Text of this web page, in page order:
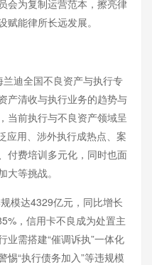
会为复制运营范本，擦亮律
能律所长远发展。
迪全国不良资产与执行专
产清收与执行业务的趋势与
当前执行与不良资产领域呈
应用、涉外执行成热点、案
付费培训多元化，同时也面
等挑战。
模达4329亿元，同比增长
，信用卡不良成为处置主
业需搭建“催调诉执”一体化
惕“执行债务加入”等违规模